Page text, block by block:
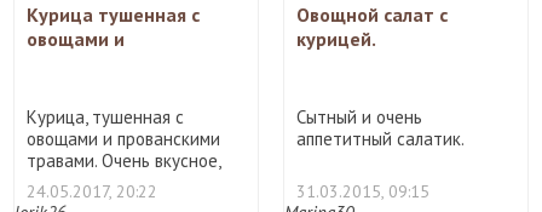
Курица тушенная с
овощами и
Курица, тушенная с
овощами и прованскими
травами. Очень вкусное,
аро ...
24.05.2017, 20:22
Овощной салат с
курицей.
Сытный и очень
аппетитный салатик.
31.03.2015, 09:15